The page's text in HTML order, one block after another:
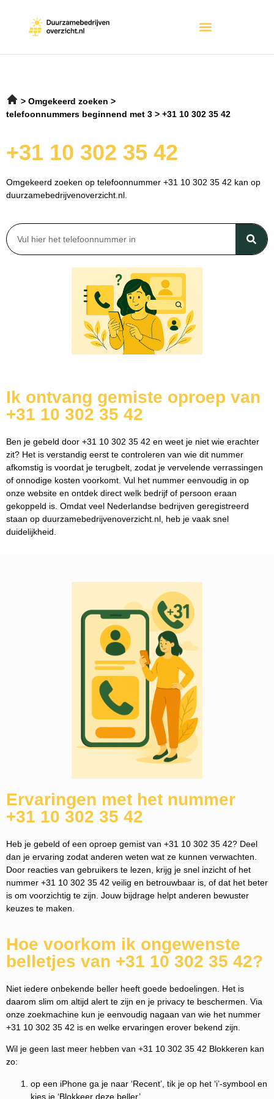
Omgekeerd zoeken
telefoonnummers beginnend met 3
+31 10 302 35 42
+31 10 302 35 42
Omgekeerd zoeken op telefoonnummer +31 10 302 35 42 kan op
duurzamebedrijvenoverzicht.nl.
Ik ontvang gemiste oproep van
+31 10 302 35 42
Ben je gebeld door +31 10 302 35 42 en weet je niet wie erachter
zit? Het is verstandig eerst te controleren van wie dit nummer
afkomstig is voordat je terugbelt, zodat je vervelende verrassingen
of onnodige kosten voorkomt. Vul het nummer eenvoudig in op
onze website en ontdek direct welk bedrijf of persoon eraan
gekoppeld is. Omdat veel Nederlandse bedrijven geregistreerd
staan op duurzamebedrijvenoverzicht.nl, heb je vaak snel
duidelijkheid.
Ervaringen met het nummer
+31 10 302 35 42
Heb je gebeld of een oproep gemist van +31 10 302 35 42? Deel
dan je ervaring zodat anderen weten wat ze kunnen verwachten.
Door reacties van gebruikers te lezen, krijg je snel inzicht of het
nummer +31 10 302 35 42 veilig en betrouwbaar is, of dat het beter
is om voorzichtig te zijn. Jouw bijdrage helpt anderen bewuster
keuzes te maken.
Hoe voorkom ik ongewenste
belletjes van +31 10 302 35 42?
Niet iedere onbekende beller heeft goede bedoelingen. Het is
daarom slim om altijd alert te zijn en je privacy te beschermen. Via
onze zoekmachine kun je eenvoudig nagaan van wie het nummer
+31 10 302 35 42 is en welke ervaringen erover bekend zijn.
Wil je geen last meer hebben van +31 10 302 35 42 Blokkeren kan
zo:
op een iPhone ga je naar ‘Recent’, tik je op het ‘i’-symbool en
kies je ‘Blokkeer deze beller’.